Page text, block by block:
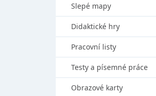
Slepé mapy
Didaktické hry
Pracovní listy
Testy a písemné práce
Obrazové karty